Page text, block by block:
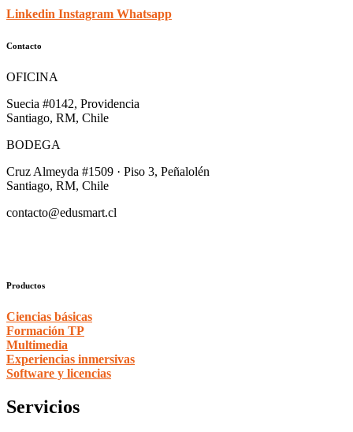
Linkedin Instagram Whatsapp
Contacto
OFICINA
Suecia #0142, Providencia
Santiago, RM, Chile
BODEGA
Cruz Almeyda #1509 · Piso 3, Peñalolén
Santiago, RM, Chile
contacto@edusmart.cl
Productos
Ciencias básicas
Formación TP
Multimedia
Experiencias inmersivas
Software y licencias
Servicios